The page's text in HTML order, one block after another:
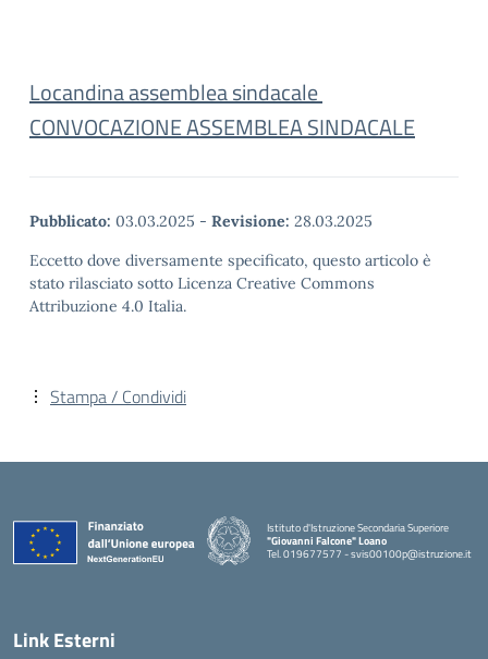
Locandina assemblea sindacale
CONVOCAZIONE ASSEMBLEA SINDACALE
Pubblicato: 03.03.2025 - Revisione: 28.03.2025
Eccetto dove diversamente specificato, questo articolo è
stato rilasciato sotto Licenza Creative Commons
Attribuzione 4.0 Italia.
Stampa / Condividi
Istituto d'Istruzione Secondaria Superiore
"Giovanni Falcone" Loano
Tel. 019677577 - svis00100p@istruzione.it
— Visita la pagina iniziale della scuola
Link Esterni